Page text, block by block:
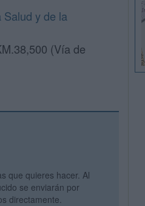
Salud y de la
(Vía de
que quieres hacer. Al
se enviarán por
directamente.